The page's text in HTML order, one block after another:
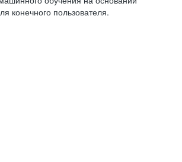
конечного пользователя.